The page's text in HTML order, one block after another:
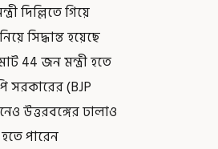
দিল্লিতে গিয়ে
সিদ্ধান্ত হয়েছে
44 জন মন্ত্রী হতে
সরকারের (BJP
উত্তরবঙ্গের ঢালাও
পারেন